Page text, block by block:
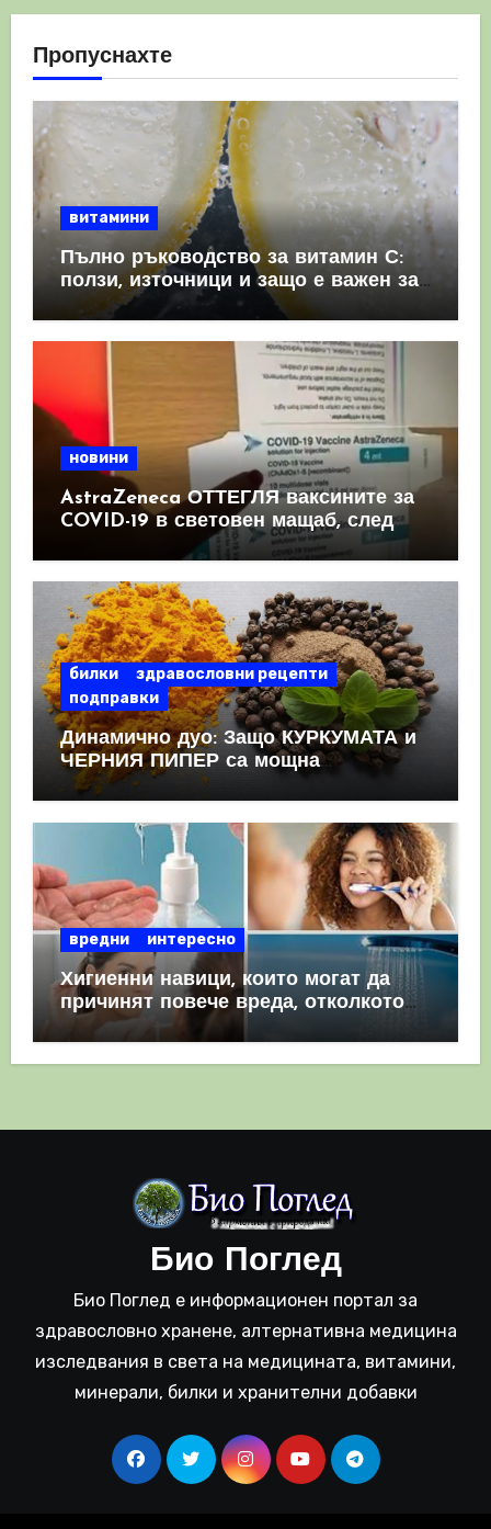
Пропуснахте
витамини
Пълно ръководство за витамин С:
ползи, източници и защо е важен за
имунната система
новини
AstraZeneca ОТТЕГЛЯ ваксините за
COVID-19 в световен мащаб, след
като призна, че те причиняват
билки
здравословни рецепти
подправки
Динамично дуо: Защо КУРКУМАТА и
ЧЕРНИЯ ПИПЕР са мощна
комбинация
вредни интересно
Хигиенни навици, които могат да
причинят повече вреда, отколкото
полза
Био Поглед
Био Поглед е информационен портал за
здравословно хранене, алтернативна медицина
изследвания в света на медицината, витамини,
минерали, билки и хранителни добавки